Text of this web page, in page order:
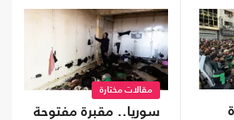
مقالات مختارة
سوريا.. مقبرة مفتوحة